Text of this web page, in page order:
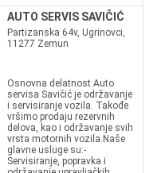
AUTO SERVIS SAVIČIĆ
Partizanska 64v, Ugrinovci,
11277 Zemun
Osnovna delatnost Auto
servisa Savičić je održavanje
i servisiranje vozila. Takođe
vršimo prodaju rezervnih
delova, kao i održavanje svih
vrsta motornih vozila.Naše
glavne usluge su:-
Servisiranje, popravka i